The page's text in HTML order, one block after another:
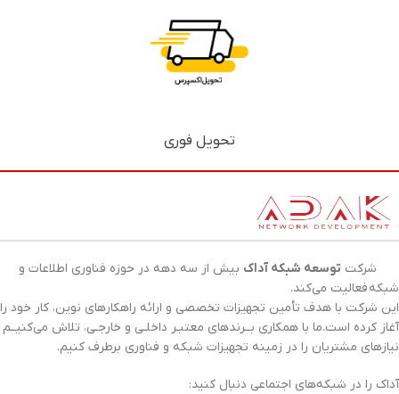
تحویل فوری
شرکت توسعه شبکه آداک بیش از سه دهه در حوزه فناوری اطلاعات و
شبکهفعالیت می‌کند.
این شرکت با هدف تأمین تجهیزات تخصصی و ارائه راهکارهای نوین، کار خود را
آغاز کرده است.ما با همکاری بــرندهای معتبـر داخلـی و خارجـی، تلاش می‌کنیــم
نیازهای مشتریان را در زمینه تجهیزات شبکه و فناوری برطرف کنیم.
آداک را در شبکه‌های اجتماعی دنبال کنید: